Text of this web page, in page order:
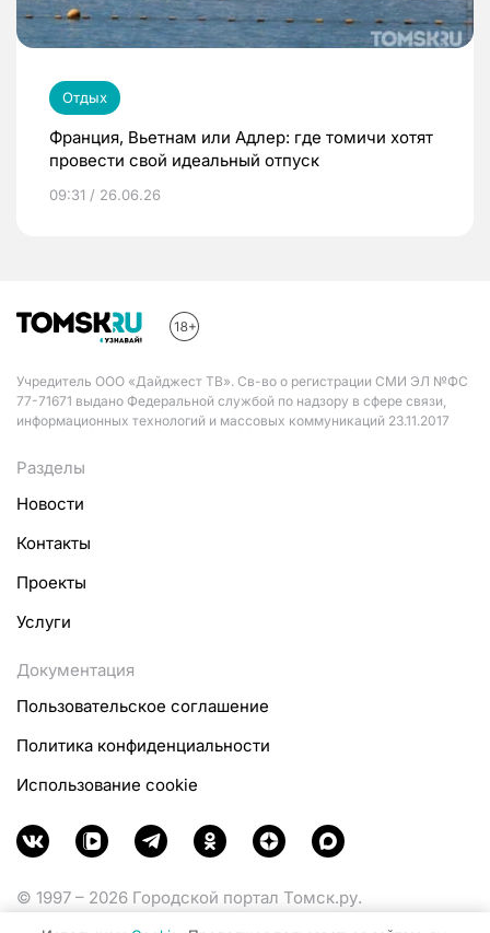
Отдых
Франция, Вьетнам или Адлер: где томичи хотят
провести свой идеальный отпуск
09:31 / 26.06.26
Учредитель ООО «Дайджест ТВ». Св-во о регистрации СМИ ЭЛ №ФС
77-71671 выдано Федеральной службой по надзору в сфере связи,
информационных технологий и массовых коммуникаций 23.11.2017
Разделы
Новости
Контакты
Проекты
Услуги
Документация
Пользовательское соглашение
Политика конфиденциальности
Использование cookie
© 1997 – 2026 Городской портал Томск.ру.